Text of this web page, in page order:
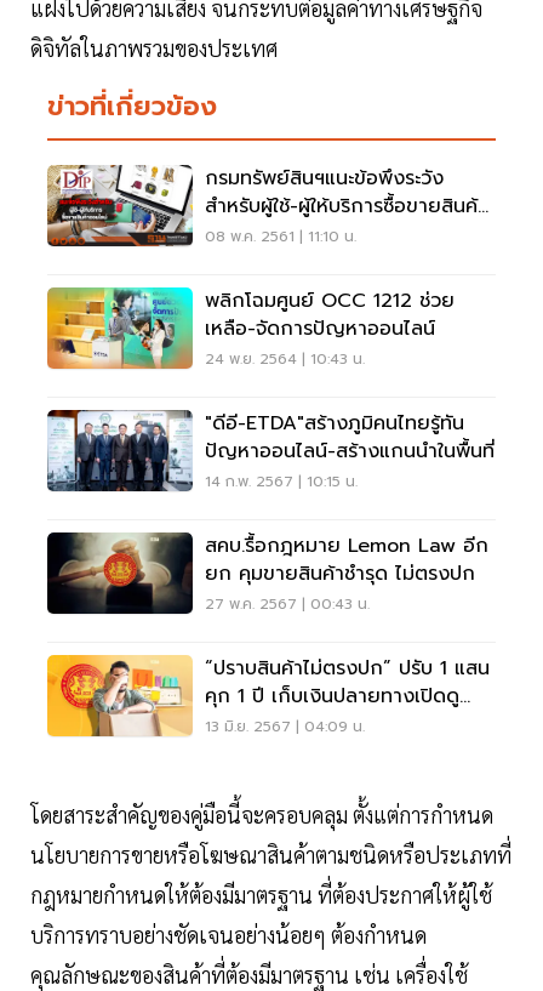
แฝงไปด้วยความเสี่ยง จนกระทบต่อมูลค่าทางเศรษฐกิจ
ดิจิทัลในภาพรวมของประเทศ
ข่าวที่เกี่ยวข้อง
กรมทรัพย์สินฯแนะข้อพึงระวัง
สำหรับผู้ใช้-ผู้ให้บริการซื้อขายสินค้า
ออนไลน์
08 พ.ค. 2561 | 11:10 น.
พลิกโฉมศูนย์ OCC 1212 ช่วย
เหลือ-จัดการปัญหาออนไลน์
24 พ.ย. 2564 | 10:43 น.
"ดีอี-ETDA"สร้างภูมิคนไทยรู้ทัน
ปัญหาออนไลน์-สร้างแกนนำในพื้นที่
14 ก.พ. 2567 | 10:15 น.
สคบ.รื้อกฎหมาย Lemon Law อีก
ยก คุมขายสินค้าชำรุด ไม่ตรงปก
27 พ.ค. 2567 | 00:43 น.
“ปราบสินค้าไม่ตรงปก” ปรับ 1 แสน
คุก 1 ปี เก็บเงินปลายทางเปิดดู
ก่อนได้
13 มิ.ย. 2567 | 04:09 น.
โดยสาระสำคัญของคู่มือนี้จะครอบคลุม ตั้งแต่การกำหนด
นโยบายการขายหรือโฆษณาสินค้าตามชนิดหรือประเภทที่
กฎหมายกำหนดให้ต้องมีมาตรฐาน ที่ต้องประกาศให้ผู้ใช้
บริการทราบอย่างชัดเจนอย่างน้อยๆ ต้องกำหนด
คุณลักษณะของสินค้าที่ต้องมีมาตรฐาน เช่น เครื่องใช้